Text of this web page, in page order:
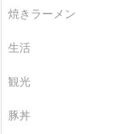
焼きラーメン
生活
観光
豚丼